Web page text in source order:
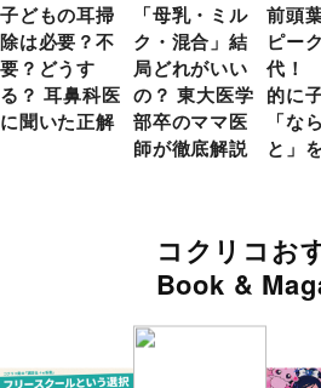
子どもの耳掃
除は必要？不
要？どうす
る？ 耳鼻科医
に聞いた正解
「母乳・ミル
ク・混合」結
局どれがいい
の？ 東大医学
部卒のママ医
師が徹底解説
前頭
ピー
代！
的に
「な
と」
コクリコお
Book &